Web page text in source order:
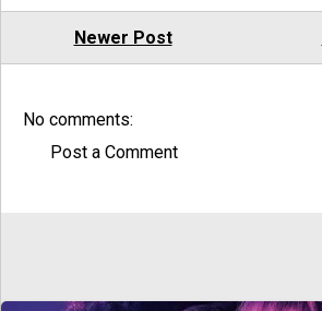
Newer Post
No comments:
Post a Comment